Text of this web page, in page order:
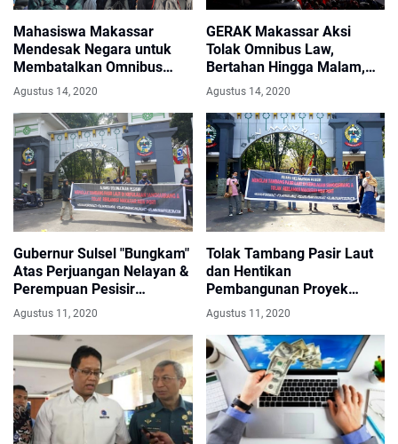
Mahasiswa Makassar
Mendesak Negara untuk
Membatalkan Omnibus
Law & Mewujudkan
Pendidikan Gratis
Agustus 14, 2020
GERAK Makassar Aksi
Tolak Omnibus Law,
Bertahan Hingga Malam,
Berikut Tuntutannya
Agustus 14, 2020
Gubernur Sulsel "Bungkam"
Atas Perjuangan Nelayan &
Perempuan Pesisir
Sangkarrang
Agustus 11, 2020
Tolak Tambang Pasir Laut
dan Hentikan
Pembangunan Proyek
Makassar New Port
Agustus 11, 2020